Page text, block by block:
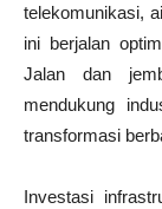
telekomunikasi,
ini berjalan
Jalan dan
mendukung
transformasi
Investasi